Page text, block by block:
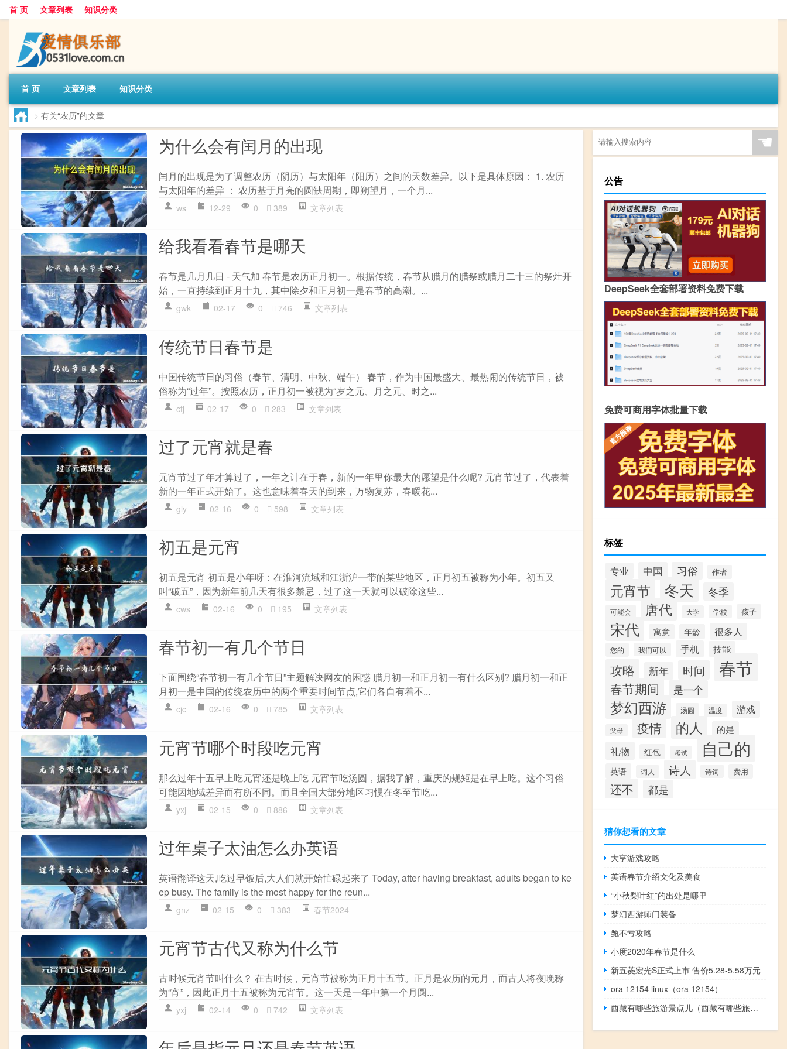
首 页 文章列表 知识分类
首 页 文章列表 知识分类
> 有关“农历”的文章
为什么会有闰月的出现
闰月的出现是为了调整农历（阴历）与太阳年（阳历）之间的天数差异。以下是具体原因： 1. 农历
与太阳年的差异 ： 农历基于月亮的圆缺周期，即朔望月，一个月...
ws 12-29 0 389 文章列表
给我看看春节是哪天
春节是几月几日 - 天气加 春节是农历正月初一。根据传统，春节从腊月的腊祭或腊月二十三的祭灶开
始，一直持续到正月十九，其中除夕和正月初一是春节的高潮。...
gwk 02-17 0 746 文章列表
传统节日春节是
中国传统节日的习俗（春节、清明、中秋、端午） 春节，作为中国最盛大、最热闹的传统节日，被
俗称为“过年”。按照农历，正月初一被视为“岁之元、月之元、时之...
ctj 02-17 0 283 文章列表
过了元宵就是春
元宵节过了年才算过了，一年之计在于春，新的一年里你最大的愿望是什么呢? 元宵节过了，代表着
新的一年正式开始了。这也意味着春天的到来，万物复苏，春暖花...
gly 02-16 0 598 文章列表
初五是元宵
初五是元宵 初五是小年呀：在淮河流域和江浙沪一带的某些地区，正月初五被称为小年。初五又
叫“破五”，因为新年前几天有很多禁忌，过了这一天就可以破除这些...
cws 02-16 0 195 文章列表
春节初一有几个节日
下面围绕“春节初一有几个节日”主题解决网友的困惑 腊月初一和正月初一有什么区别? 腊月初一和正
月初一是中国的传统农历中的两个重要时间节点,它们各自有着不...
cjc 02-16 0 785 文章列表
元宵节哪个时段吃元宵
那么过年十五早上吃元宵还是晚上吃 元宵节吃汤圆，据我了解，重庆的规矩是在早上吃。这个习俗
可能因地域差异而有所不同。而且全国大部分地区习惯在冬至节吃...
yxj 02-15 0 886 文章列表
过年桌子太油怎么办英语
英语翻译这天,吃过早饭后,大人们就开始忙碌起来了 Today, after having breakfast, adults began to ke
ep busy. The family is the most happy for the reun...
gnz 02-15 0 383 春节2024
元宵节古代又称为什么节
古时候元宵节叫什么？ 在古时候，元宵节被称为正月十五节。正月是农历的元月，而古人将夜晚称
为“宵”，因此正月十五被称为元宵节。这一天是一年中第一个月圆...
yxj 02-14 0 742 文章列表
☚
公告
DeepSeek全套部署资料免费下载
免费可商用字体批量下载
标签
专业 中国 习俗 作者
元宵节 冬天 冬季
可能会 唐代 大学 学校 孩子
宋代 寓意 年龄 很多人
您的 我们可以 手机 技能
攻略 新年 时间 春节
春节期间 是一个
梦幻西游 汤圆 温度 游戏
父母 疫情 的人 的是
礼物 红包 考试 自己的
英语 词人 诗人 诗词 费用
还不 都是
猜你想看的文章
大亨游戏攻略
英语春节介绍文化及美食
“小秋梨叶红”的出处是哪里
梦幻西游师门装备
甄不亏攻略
小度2020年春节是什么
新五菱宏光S正式上市 售价5.28-5.58万元
ora 12154 linux（ora 12154）
西藏有哪些旅游景点儿（西藏有哪些旅游景点）